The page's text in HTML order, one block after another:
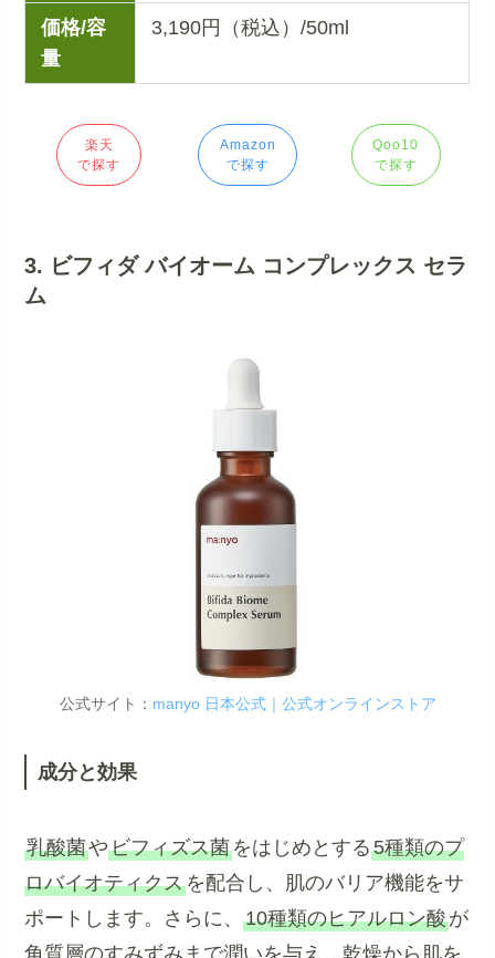
価格/容
量
3,190円（税込）/50ml
楽天
で探す
Amazon
で探す
Qoo10
で探す
3. ビフィダ バイオーム コンプレックス セラ
ム
公式サイト： manyo 日本公式｜公式オンラインストア
成分と効果
乳酸菌やビフィズス菌をはじめとする5種類のプ
ロバイオティクスを配合し、肌のバリア機能をサ
ポートします。さらに、10種類のヒアルロン酸が
角質層のすみずみまで潤いを与え、乾燥から肌を